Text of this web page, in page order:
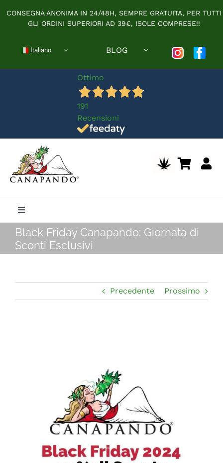
contenuto
CONSEGNA ANONIMA IN 24/48H, SEMPRE GRATUITA, PER TUTTI
GLI ORDINI SUPERIORI AD 39€, ISOLE COMPRESE!!
Italiano BLOG
Ottimo
191
Recensioni
Toggle
Navigation
CHI SIAMO
PUNTI VENDITA
FIERE E COLLABORAZIONI
CONTATTI
Black Friday Canapando: Giornata di
Sconti Esclusivi
Precedente Prossimo